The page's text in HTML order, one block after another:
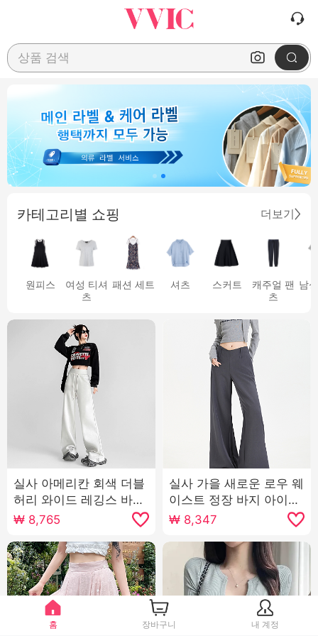
상품 검색
카테고리별 쇼핑 더보기
원피스
여성 티셔
츠
패션 세트 셔츠 스커트
캐주얼 팬
츠
남
실사 아메리칸 회색 더블
허리 와이드 레깅스 바지
2026 가을 루즈핏 캐주
얼 하이웨이스트 도루 센
스 스트레이트 운동 바지
₩ 8,765
실사 가을 새로운 로우 웨
이스트 정장 바지 아이들
얇은 스타일 루즈핏 도루
가을 센스 bf 느긋한 캐주
얼 부츠컷 와이드 레그 팬
₩ 8,347
홈 장바구니 내 계정